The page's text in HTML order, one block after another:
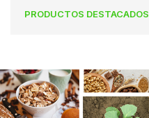
PRODUCTOS DESTACADOS